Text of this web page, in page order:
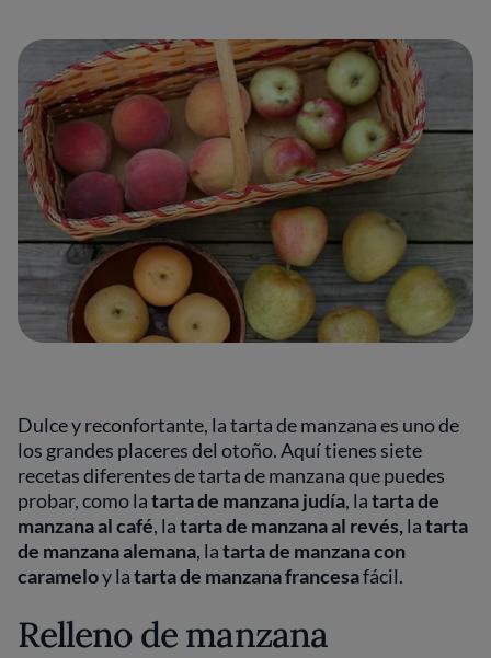
Dulce y reconfortante, la tarta de manzana es uno de
los grandes placeres del otoño. Aquí tienes siete
recetas diferentes de tarta de manzana que puedes
probar, como latarta de manzana judía, latarta de
manzana al café, latarta de manzana al revés, latarta
de manzana alemana, latarta de manzana con
carameloy latarta de manzana francesafácil.
Relleno de manzana